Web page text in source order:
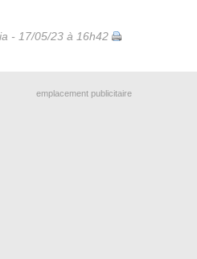
- 17/05/23 à 16h42
emplacement publicitaire